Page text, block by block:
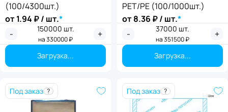
Применить
Применить
Применить
(100/4300шт.)
от1.94 ₽ / шт.*
- 150000 шт.
на330000₽ +
Загрузка...
PET/PE (100/1000шт.)
от8.36 ₽ / шт.*
- 37000 шт.
на351500₽ +
Загрузка...
Под заказ ? Под заказ ?